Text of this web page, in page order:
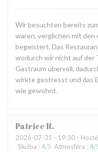
Wir besuchten bereits
waren, verglichen mit
begeistert. Das
wodurch wir nicht auf der
Gastraum übervoll,
wirkte gestresst und das
wie gewohnt.
PatriceR
2026-07-31 - 19:30 -
Služba : 4/5 Atmosféra : 4/